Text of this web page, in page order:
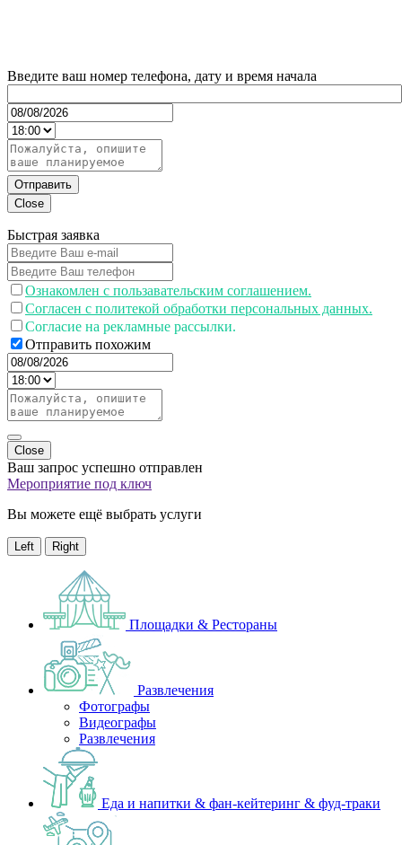
Введите ваш номер телефона, дату и время начала
Отправить
Close
Быстрая заявка
Ознакомлен с пользавательским соглашением.
Согласен с политекой обработки персональных данных.
Согласие на рекламные рассылки.
Отправить похожим
Close
Ваш запрос успешно отправлен
Мероприятие под ключ
Вы можете ещё выбрать услуги
Left Right
Площадки & Рестораны
Развлечения
Фотографы
Видеографы
Развлечения
Еда и напитки & фан-кейтеринг & фуд-траки